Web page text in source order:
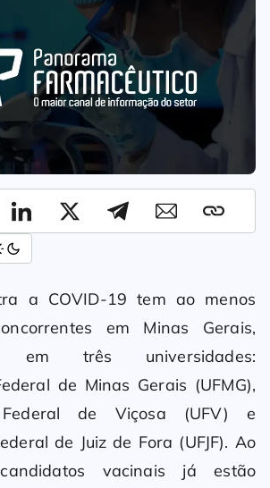
a COVID-19 tem ao menos
em Minas Gerais,
em três universidades:
de Minas Gerais (UFMG),
Federal de Viçosa (UFV) e
de Juiz de Fora (UFJF). Ao
vacinais já estão